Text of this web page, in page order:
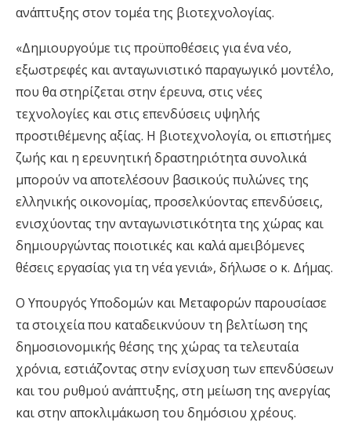
ανάπτυξης στον τομέα της βιοτεχνολογίας.
«Δημιουργούμε τις προϋποθέσεις για ένα νέο,
εξωστρεφές και ανταγωνιστικό παραγωγικό μοντέλο,
που θα στηρίζεται στην έρευνα, στις νέες
τεχνολογίες και στις επενδύσεις υψηλής
προστιθέμενης αξίας. Η βιοτεχνολογία, οι επιστήμες
ζωής και η ερευνητική δραστηριότητα συνολικά
μπορούν να αποτελέσουν βασικούς πυλώνες της
ελληνικής οικονομίας, προσελκύοντας επενδύσεις,
ενισχύοντας την ανταγωνιστικότητα της χώρας και
δημιουργώντας ποιοτικές και καλά αμειβόμενες
θέσεις εργασίας για τη νέα γενιά», δήλωσε ο κ. Δήμας.
Ο Υπουργός Υποδομών και Μεταφορών παρουσίασε
τα στοιχεία που καταδεικνύουν τη βελτίωση της
δημοσιονομικής θέσης της χώρας τα τελευταία
χρόνια, εστιάζοντας στην ενίσχυση των επενδύσεων
και του ρυθμού ανάπτυξης, στη μείωση της ανεργίας
και στην αποκλιμάκωση του δημόσιου χρέους.